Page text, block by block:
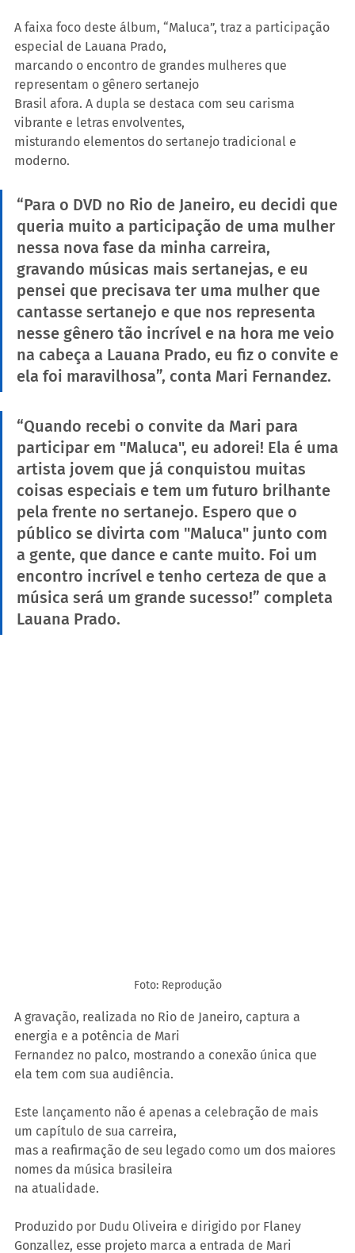
A faixa foco deste álbum, “Maluca”, traz a participação
especial de Lauana Prado,
marcando o encontro de grandes mulheres que
representam o gênero sertanejo
Brasil afora. A dupla se destaca com seu carisma
vibrante e letras envolventes,
misturando elementos do sertanejo tradicional e
moderno.
“Para o DVD no Rio de Janeiro, eu decidi que
queria muito a participação de uma mulher
nessa nova fase da minha carreira,
gravando músicas mais sertanejas, e eu
pensei que precisava ter uma mulher que
cantasse sertanejo e que nos representa
nesse gênero tão incrível e na hora me veio
na cabeça a Lauana Prado, eu fiz o convite e
ela foi maravilhosa”, conta Mari Fernandez.
“Quando recebi o convite da Mari para
participar em "Maluca", eu adorei! Ela é uma
artista jovem que já conquistou muitas
coisas especiais e tem um futuro brilhante
pela frente no sertanejo. Espero que o
público se divirta com "Maluca" junto com
a gente, que dance e cante muito. Foi um
encontro incrível e tenho certeza de que a
música será um grande sucesso!” completa
Lauana Prado.
Foto: Reprodução
A gravação, realizada no Rio de Janeiro, captura a
energia e a potência de Mari
Fernandez no palco, mostrando a conexão única que
ela tem com sua audiência.
Este lançamento não é apenas a celebração de mais
um capítulo de sua carreira,
mas a reafirmação de seu legado como um dos maiores
nomes da música brasileira
na atualidade.
Produzido por Dudu Oliveira e dirigido por Flaney
Gonzallez, esse projeto marca a entrada de Mari